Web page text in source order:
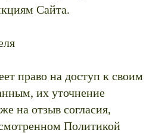
Сайта.
право на доступ к своим
их уточнение
на отзыв согласия,
Политикой